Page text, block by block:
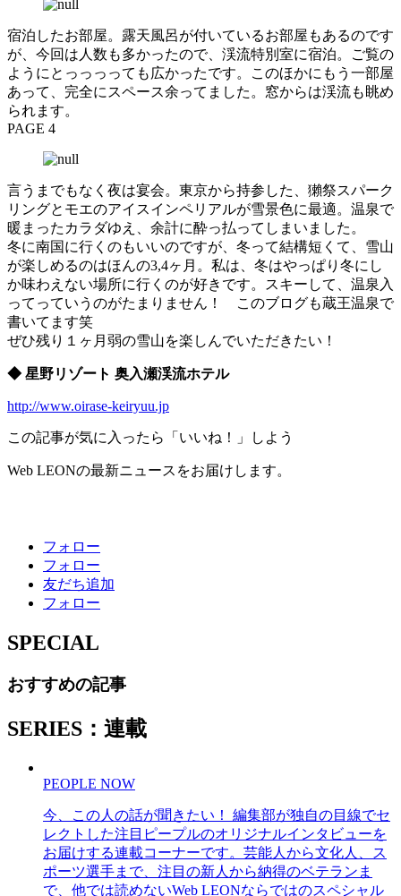
宿泊したお部屋。露天風呂が付いているお部屋もあるのです
が、今回は人数も多かったので、渓流特別室に宿泊。ご覧の
ようにとっっっっても広かったです。このほかにもう一部屋
あって、完全にスペース余ってました。窓からは渓流も眺め
られます。
PAGE 4
言うまでもなく夜は宴会。東京から持参した、獺祭スパーク
リングとモエのアイスインペリアルが雪景色に最適。温泉で
暖まったカラダゆえ、余計に酔っ払ってしまいました。
冬に南国に行くのもいいのですが、冬って結構短くて、雪山
が楽しめるのはほんの3,4ヶ月。私は、冬はやっぱり冬にし
か味わえない場所に行くのが好きです。スキーして、温泉入
ってっていうのがたまりません！ このブログも蔵王温泉で
書いてます笑
ぜひ残り１ヶ月弱の雪山を楽しんでいただきたい！
◆ 星野リゾート 奥入瀬渓流ホテル
http://www.oirase-keiryuu.jp
この記事が気に入ったら「いいね！」しよう
Web LEONの最新ニュースをお届けします。
フォロー
フォロー
友だち追加
フォロー
SPECIAL
おすすめの記事
SERIES：連載
PEOPLE NOW
今、この人の話が聞きたい！ 編集部が独自の目線でセ
レクトした注目ピープルのオリジナルインタビューを
お届けする連載コーナーです。芸能人から文化人、ス
ポーツ選手まで、注目の新人から納得のベテランま
で、他では読めないWeb LEONならではのスペシャル